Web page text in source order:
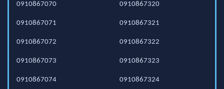
0910867070
0910867071
0910867072
0910867073
0910867074
0910867320
0910867321
0910867322
0910867323
0910867324